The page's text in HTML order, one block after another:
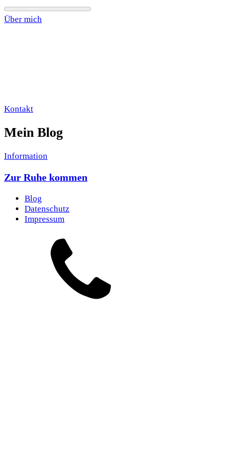
Über mich
Kontakt
Mein Blog
Information
Zur Ruhe kommen
Blog
Datenschutz
Impressum